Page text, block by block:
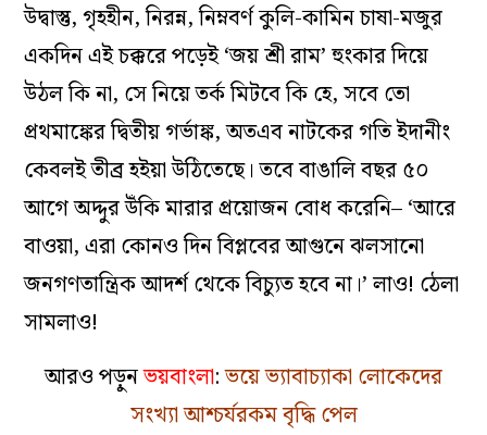
উদ্বাস্তু, গৃহহীন, নিরন্ন, নিম্নবর্ণ কুলি-কামিন চাষা-মজুর
একদিন এই চক্করে পড়েই ‘জয় শ্রী রাম’ হুংকার দিয়ে
উঠল কি না, সে নিয়ে তর্ক মিটবে কি হে, সবে তো
প্রথমাঙ্কের দ্বিতীয় গর্ভাঙ্ক, অতএব নাটকের গতি ইদানীং
কেবলই তীব্র হইয়া উঠিতেছে। তবে বাঙালি বছর ৫০
আগে অদ্দুর উঁকি মারার প্রয়োজন বোধ করেনি– ‘আরে
বাওয়া, এরা কোনও দিন বিপ্লবের আগুনে ঝলসানো
জনগণতান্ত্রিক আদর্শ থেকে বিচ্যুত হবে না।’ লাও! ঠেলা
সামলাও!
আরও পড়ুনভয়বাংলা:ভয়ে ভ্যাবাচ্যাকা লোকেদের
সংখ্যা আশ্চর্যরকম বৃদ্ধি পেল